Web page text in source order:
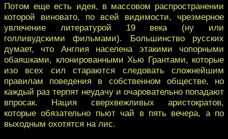
Потом еще есть идея, в массовом распространении
которой виновато, по всей видимости, чрезмерное
увлечение литературой 19 века (ну или
голливудскими фильмами). Большинство русских
думает, что Англия населена этакими чопорными
обаяшками, клонированными Хью Грантами, которые
изо всех сил стараются следовать сложнейшим
правилам поведения в собственном обществе, но
каждый раз терпят неудачу и очаровательно попадают
впросак. Нация сверхвежливых аристократов,
которые обязательно пьют чай в пять вечера, а по
выходным охотятся на лис.